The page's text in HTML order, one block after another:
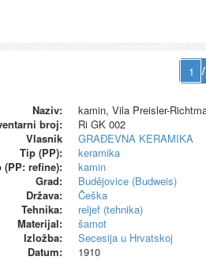
Naziv:
kamin, Vila Preisler-
broj:
Ri GK 002
Vlasnik
GRAĐEVNA KERAMIKA
Tip (PP):
keramika
(PP: refine):
kamin
Grad:
Budějovice (Budweis)
Država:
Češka
Tehnika:
reljef (tehnika)
Materijal:
šamot
Izložba:
Secesija u Hrvatskoj
Datum:
1910